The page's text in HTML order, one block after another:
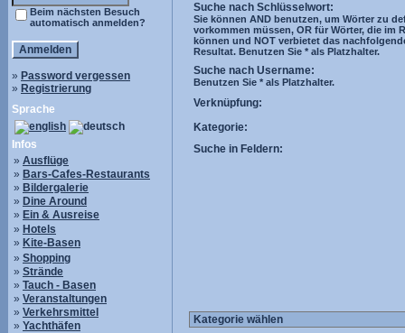
Beim nächsten Besuch
automatisch anmelden?
» Password vergessen
» Registrierung
Sprache
Infos
» Ausflüge
» Bars-Cafes-Restaurants
» Bildergalerie
» Dine Around
» Ein & Ausreise
» Hotels
» Kite-Basen
» Shopping
» Strände
» Tauch - Basen
» Veranstaltungen
» Verkehrsmittel
» Yachthäfen
Suche nach Schlüsselwort:
Sie können AND benutzen, um Wörter zu
vorkommen müssen, OR für Wörter, die im
können und NOT verbietet das
Resultat. Benutzen Sie * als Platzhalter.
Suche nach Username:
Benutzen Sie * als Platzhalter.
Verknüpfung:
Kategorie:
Suche in Feldern: